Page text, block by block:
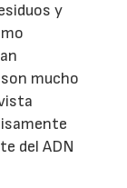
y
mucho
del ADN